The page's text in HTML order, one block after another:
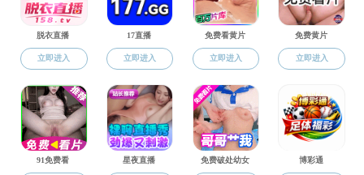
动态新闻
麻豆社 动态新闻